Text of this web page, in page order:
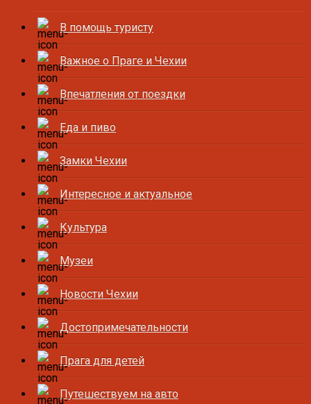
В помощь туристу
Важное о Праге и Чехии
Впечатления от поездки
Еда и пиво
Замки Чехии
Интересное и актуальное
Культура
Музеи
Новости Чехии
Достопримечательности
Прага для детей
Путешествуем на авто